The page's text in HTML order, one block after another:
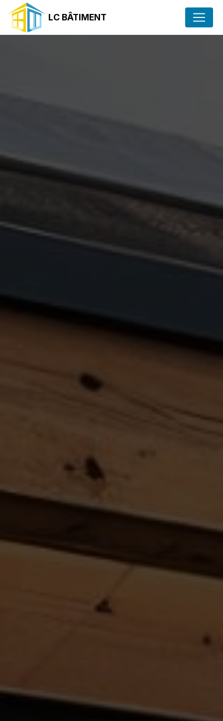
LC BÂTIMENT
Panneau de gestion des cookies